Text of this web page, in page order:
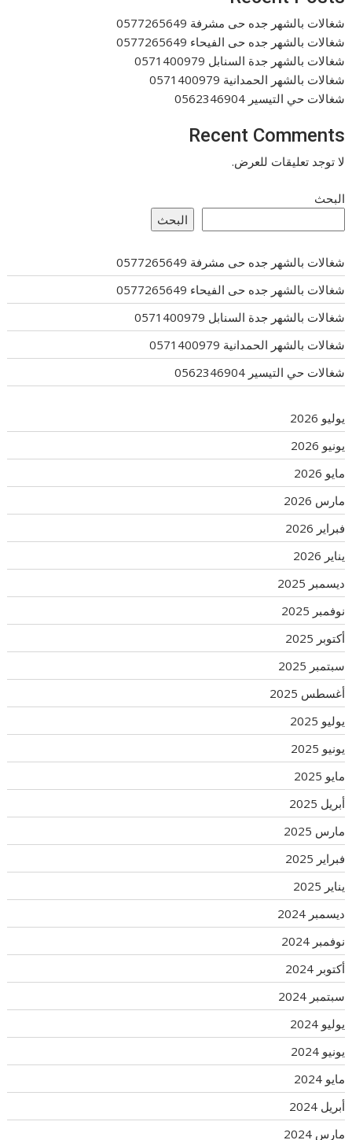
شغالات بالشهر جده حى مشرفة 0577265649
شغالات بالشهر جده حى الفيحاء 0577265649
شغالات بالشهر جدة السنابل 0571400979
شغالات بالشهر الحمدانية 0571400979
شغالات حي التيسير 0562346904
Recent Comments
لا توجد تعليقات للعرض.
البحث
البحث
شغالات بالشهر جده حى مشرفة 0577265649
شغالات بالشهر جده حى الفيحاء 0577265649
شغالات بالشهر جدة السنابل 0571400979
شغالات بالشهر الحمدانية 0571400979
شغالات حي التيسير 0562346904
يوليو 2026
يونيو 2026
مايو 2026
مارس 2026
فبراير 2026
يناير 2026
ديسمبر 2025
نوفمبر 2025
أكتوبر 2025
سبتمبر 2025
أغسطس 2025
يوليو 2025
يونيو 2025
مايو 2025
أبريل 2025
مارس 2025
فبراير 2025
يناير 2025
ديسمبر 2024
نوفمبر 2024
أكتوبر 2024
سبتمبر 2024
يوليو 2024
يونيو 2024
مايو 2024
أبريل 2024
مارس 2024